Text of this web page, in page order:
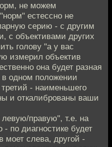
не можем
естессно не
серию - с другим
с объективами других
голову "а у вас
измерил объектив
она будет разная
в одном положении
- наименьшего
и откалиброваны ваши
левую/правую", т.е. на
по диагностике будет
моет слева, другой -